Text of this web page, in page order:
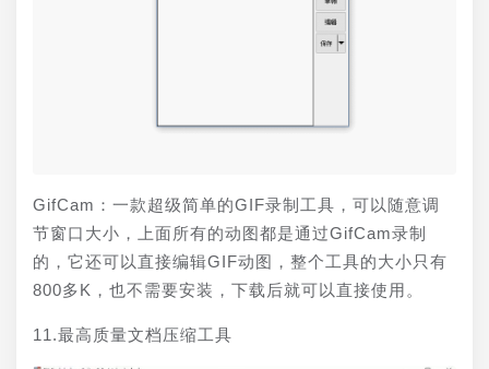
GifCam：一款超级简单的GIF录制工具，可以随意调
节窗口大小，上面所有的动图都是通过GifCam录制
的，它还可以直接编辑GIF动图，整个工具的大小只有
800多K，也不需要安装，下载后就可以直接使用。
11.最高质量文档压缩工具